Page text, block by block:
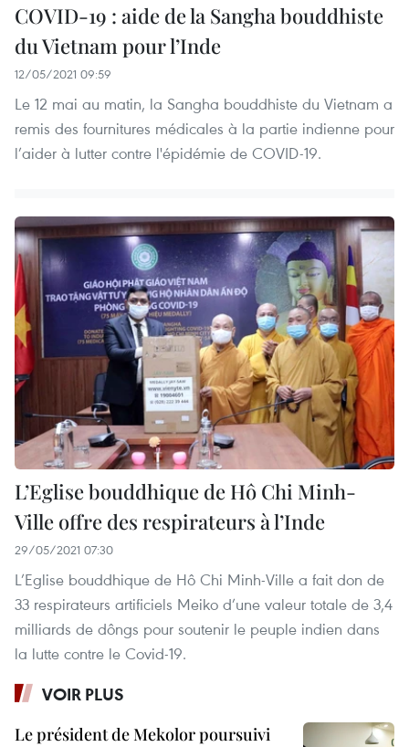
COVID-19 : aide de la Sangha bouddhiste
du Vietnam pour l’Inde
12/05/2021 09:59
Le 12 mai au matin, la Sangha bouddhiste du Vietnam a
remis des fournitures médicales à la partie indienne pour
l’aider à lutter contre l'épidémie de COVID-19.
L’Eglise bouddhique de Hô Chi Minh-
Ville offre des respirateurs à l’Inde
29/05/2021 07:30
L’Eglise bouddhique de Hô Chi Minh-Ville a fait don de
33 respirateurs artificiels Meiko d’une valeur totale de 3,4
milliards de dôngs pour soutenir le peuple indien dans
la lutte contre le Covid-19.
VOIR PLUS
Le président de Mekolor poursuivi